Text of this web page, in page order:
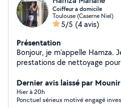
Coiffeur a domicile
Toulouse (Caserne Niel)
5/5 (4 avis)
Présentation
Bonjour, je m'appelle Hamza.
prestations de nettoyage
déménagement. Je réalise
meubles (notamment IKEA),
bricolage. Mon objectif est de
Dernier avis laissé par
Hier à 20h
Ponctuel sérieux motivé engagé